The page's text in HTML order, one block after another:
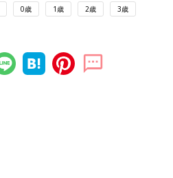
0歳 1歳 2歳 3歳